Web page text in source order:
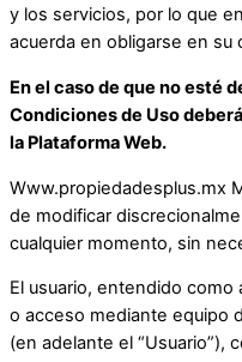
y los servicios, por lo que
acuerda en obligarse en su
En el caso de que no esté
Condiciones de Uso
la Plataforma Web.
Www.propiedadesplus.mx
de modificar
cualquier momento, sin
El usuario, entendido como
o acceso mediante equipo
(en adelante el “Usuario”),